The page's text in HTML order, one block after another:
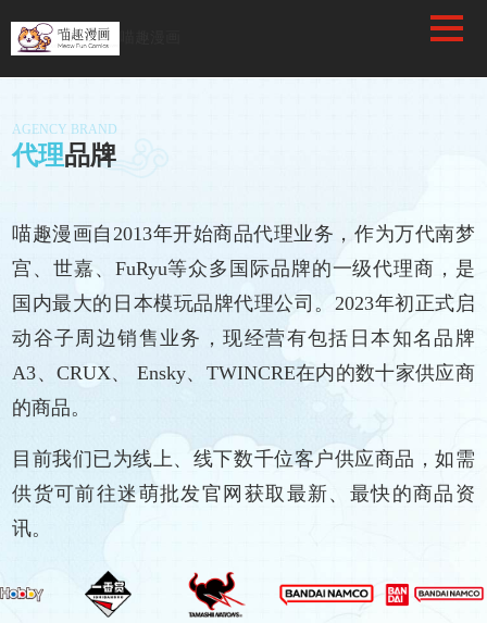
AGENCY BRAND
代理品牌
喵趣漫画自2013年开始商品代理业务，作为万代南梦
宫、世嘉、FuRyu等众多国际品牌的一级代理商，是
国内最大的日本模玩品牌代理公司。2023年初正式启
动谷子周边销售业务，现经营有包括日本知名品牌
A3、CRUX、 Ensky、TWINCRE在内的数十家供应商
的商品。
目前我们已为线上、线下数千位客户供应商品，如需
供货可前往迷萌批发官网获取最新、最快的商品资
讯。